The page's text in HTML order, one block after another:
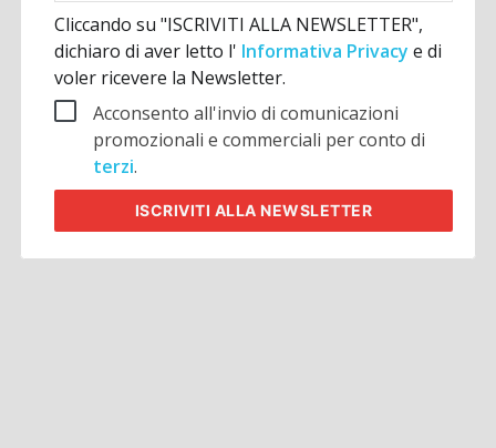
Cliccando su "ISCRIVITI ALLA NEWSLETTER",
dichiaro di aver letto l' Informativa Privacye di
voler ricevere la Newsletter.
Acconsento all'invio di comunicazioni
promozionali e commerciali per conto di
terzi.
ISCRIVITI ALLA NEWSLETTER